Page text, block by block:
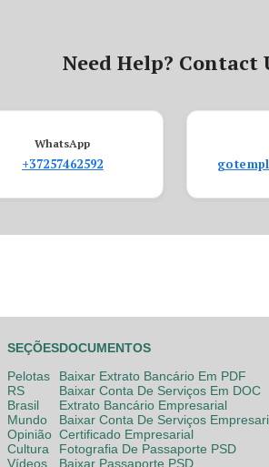
Need Help? Contact
WhatsApp
+37257462592
SEÇÕES
Pelotas
RS
Brasil
Mundo
Opinião
Cultura
Vídeos
DOCUMENTOS
Baixar Extrato Bancário Em PDF
Baixar Conta De Serviços Em DOC
Extrato Bancário Empresarial
Baixar Conta De Serviços
Certificado Empresarial
Fotografia De Passaporte PSD
Baixar Passaporte PSD